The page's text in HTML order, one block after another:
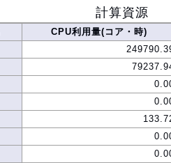
計算資源
CPU利用量(コア・時)